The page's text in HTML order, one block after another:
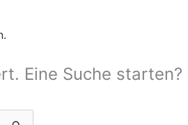
Eine Suche starten?